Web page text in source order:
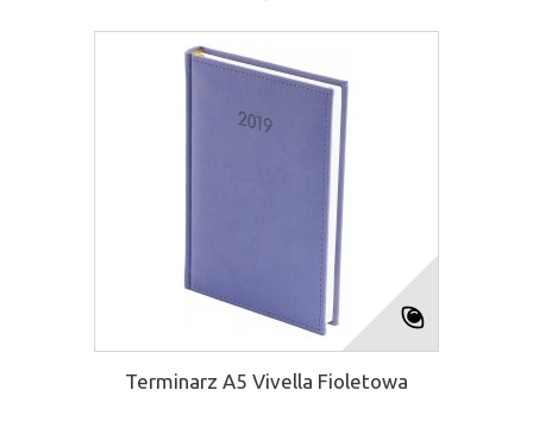
Terminarz A5 Vivella Fioletowa